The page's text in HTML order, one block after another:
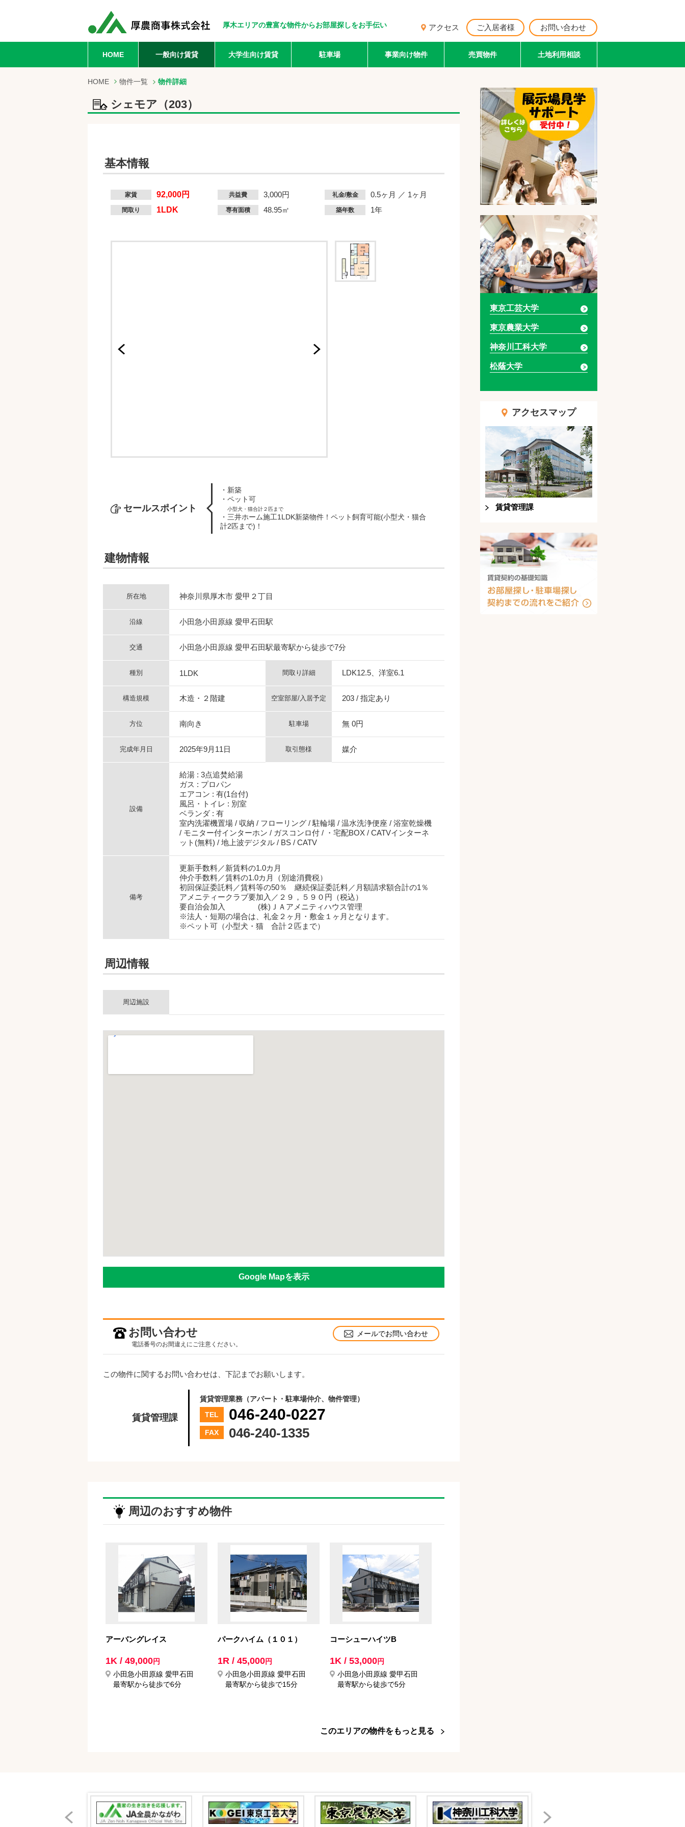
厚木エリアの豊富な物件からお部屋探しをお手伝い
HOME 一般向け賃貸 大学生向け賃貸 駐車場 事業向け物件 売買物件 土地利用相談
アクセス ご入居者様 お問い合わせ
HOME 物件一覧 物件詳細
シェモア（203）
基本情報
家賃 92,000円 共益費 3,000円 礼金/敷金 0.5ヶ月 ／ 1ヶ月
間取り 1LDK 専有面積 48.95㎡ 築年数 1年
セールスポイント
・新築
・ペット可
小型犬・猫合計２匹まで
・三井ホーム施工1LDK新築物件！ペット飼育可能(小型犬・猫合
計2匹まで)！
建物情報
所在地 神奈川県厚木市 愛甲２丁目
沿線 小田急小田原線 愛甲石田駅
交通 小田急小田原線 愛甲石田駅最寄駅から徒歩で7分
種別 1LDK 間取り詳細 LDK12.5、洋室6.1
構造規模 木造・２階建 空室部屋/入居予定 203 / 指定あり
方位 南向き 駐車場 無 0円
完成年月日 2025年9月11日 取引態様 媒介
設備
給湯 : 3点追焚給湯
ガス : プロパン
エアコン : 有(1台付)
風呂・トイレ : 別室
ベランダ : 有
室内洗濯機置場 / 収納 / フローリング / 駐輪場 / 温水洗浄便座 / 浴室乾燥機
/ モニター付インターホン / ガスコンロ付 / ・宅配BOX / CATVインターネ
ット(無料) / 地上波デジタル / BS / CATV
備考
更新手数料／新賃料の1.0カ月
仲介手数料／賃料の1.0カ月（別途消費税）
初回保証委託料／賃料等の50％ 継続保証委託料／月額請求額合計の1％
アメニティークラブ要加入／２９，５９０円（税込）
要自治会加入 (株)ＪＡアメニティハウス管理
※法人・短期の場合は、礼金２ヶ月・敷金１ヶ月となります。
※ペット可（小型犬・猫 合計２匹まで）
周辺情報
周辺施設
Google Mapを表示
お問い合わせ
電話番号のお間違えにご注意ください。
この物件に関するお問い合わせは、下記までお願いします。
メールでお問い合わせ
賃貸管理課
賃貸管理業務（アパート・駐車場仲介、物件管理）
TEL
046-240-0227
FAX 046-240-1335
周辺のおすすめ物件
アーバングレイス
1K / 49,000円
小田急小田原線 愛甲石田
最寄駅から徒歩で6分
パークハイム（１０１）
1R / 45,000円
小田急小田原線 愛甲石田
最寄駅から徒歩で15分
コーシューハイツB
1K / 53,000円
小田急小田原線 愛甲石田
最寄駅から徒歩で5分
このエリアの物件をもっと見る
東京工芸大学
東京農業大学
神奈川工科大学
松蔭大学
アクセスマップ
賃貸管理課